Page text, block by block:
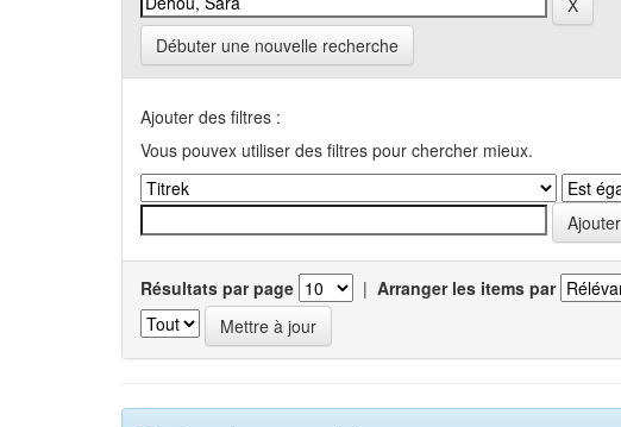
Débuter une nouvelle recherche
Ajouter des filtres :
Vous pouvex utiliser des filtres pour chercher mieux.
Résultats par page | Arranger les items par